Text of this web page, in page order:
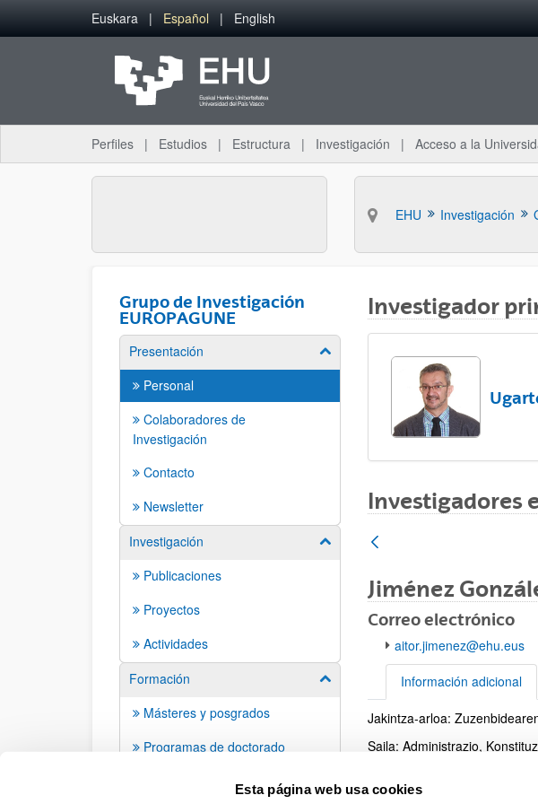
Esta página web usa cookies
Saltar al contenido principal
Euskara Español English
Perfiles Estudios Estructura Investigación Acceso a la
EHU Investigación
Grupo de Investigación
EUROPAGUNE
Presentación Mostrar/ocultar subpáginas
Personal
Colaboradores de
Investigación
Contacto
Newsletter
Investigación
Mostrar/ocultar subpáginas
Publicaciones
Proyectos
Actividades
Formación
Mostrar/ocultar subpáginas
Másteres y posgrados
Programas de doctorado
Investigador
Investigadores
Jiménez
Correo electrónico
aitor.jimenez@ehu.eus
Información adicional
Información adicional
Jakintza-arloa:
Saila: Administrazio,